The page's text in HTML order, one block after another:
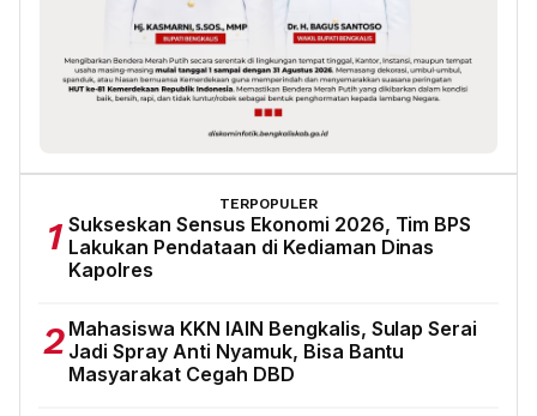
TERPOPULER
1 Sukseskan Sensus Ekonomi 2026, Tim BPS
Lakukan Pendataan di Kediaman Dinas
Kapolres
2 Mahasiswa KKN IAIN Bengkalis, Sulap Serai
Jadi Spray Anti Nyamuk, Bisa Bantu
Masyarakat Cegah DBD